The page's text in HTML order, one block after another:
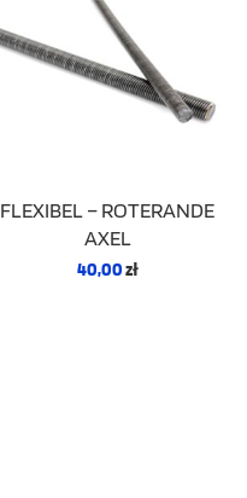
FLEXIBEL – ROTERANDE
AXEL
40,00zł